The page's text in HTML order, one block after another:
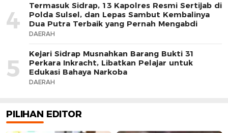
4
Termasuk Sidrap, 13 Kapolres Resmi Sertijab di
Polda Sulsel, dan Lepas Sambut Kembalinya
Dua Putra Terbaik yang Pernah Mengabdi
DAERAH
5
Kejari Sidrap Musnahkan Barang Bukti 31
Perkara Inkracht, Libatkan Pelajar untuk
Edukasi Bahaya Narkoba
DAERAH
PILIHAN EDITOR